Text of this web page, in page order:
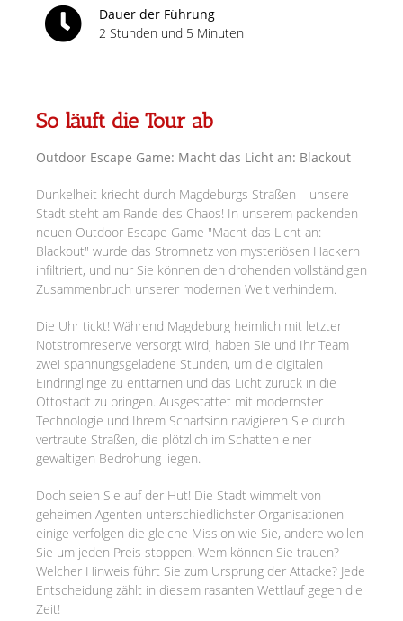
Dauer der Führung
2 Stunden und 5 Minuten
So läuft die Tour ab
Outdoor Escape Game: Macht das Licht an: Blackout
Dunkelheit kriecht durch Magdeburgs Straßen – unsere
Stadt steht am Rande des Chaos! In unserem packenden
neuen Outdoor Escape Game "Macht das Licht an:
Blackout" wurde das Stromnetz von mysteriösen Hackern
infiltriert, und nur Sie können den drohenden vollständigen
Zusammenbruch unserer modernen Welt verhindern.
Die Uhr tickt! Während Magdeburg heimlich mit letzter
Notstromreserve versorgt wird, haben Sie und Ihr Team
zwei spannungsgeladene Stunden, um die digitalen
Eindringlinge zu enttarnen und das Licht zurück in die
Ottostadt zu bringen. Ausgestattet mit modernster
Technologie und Ihrem Scharfsinn navigieren Sie durch
vertraute Straßen, die plötzlich im Schatten einer
gewaltigen Bedrohung liegen.
Doch seien Sie auf der Hut! Die Stadt wimmelt von
geheimen Agenten unterschiedlichster Organisationen –
einige verfolgen die gleiche Mission wie Sie, andere wollen
Sie um jeden Preis stoppen. Wem können Sie trauen?
Welcher Hinweis führt Sie zum Ursprung der Attacke? Jede
Entscheidung zählt in diesem rasanten Wettlauf gegen die
Zeit!